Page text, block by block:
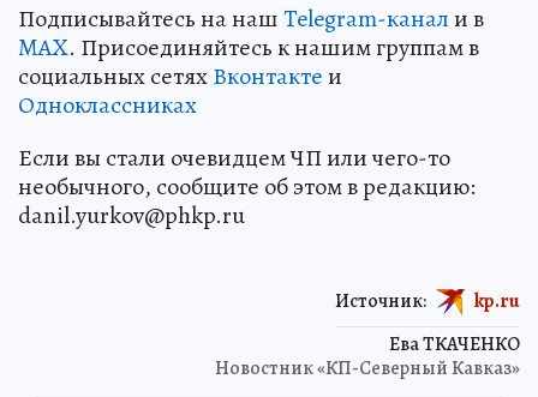
Подписывайтесь на нашTelegram-канали в
MAX. Присоединяйтесь к нашим группам в
социальных сетяхВконтактеи
Одноклассниках
Если вы стали очевидцем ЧП или чего-то
необычного, сообщите об этом в редакцию:
danil.yurkov@phkp.ru
Ева ТКАЧЕНКО
Новостник «КП-Северный Кавказ»
Источник: kp.ru